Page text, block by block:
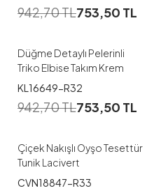
942,70TL753,50 TL
Düğme Detaylı Pelerinli
Triko Elbise Takım Krem
KL16649-R32
942,70TL753,50 TL
38 40 42 44
Çiçek Nakışlı Oyşo Tesettür
Tunik Lacivert
CVN18847-R33